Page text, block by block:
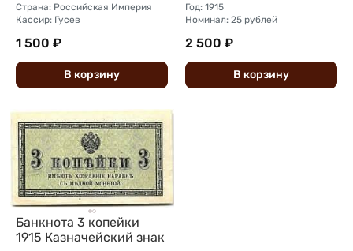
Страна: Российская Империя
Кассир: Гусев
1 500 ₽
В корзину
Год: 1915
Номинал: 25 рублей
2 500 ₽
В корзину
Банкнота 3 копейки
1915 Казначейский знак